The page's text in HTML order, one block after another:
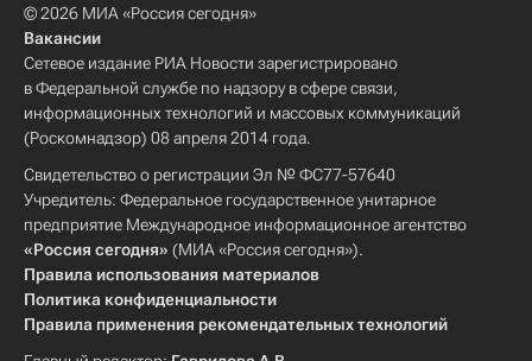
© 2026 МИА «Россия сегодня»
Вакансии
Сетевое издание РИА Новости зарегистрировано
в Федеральной службе по надзору в сфере связи,
информационных технологий и массовых коммуникаций
(Роскомнадзор) 08 апреля 2014 года.
Свидетельство о регистрации Эл № ФС77-57640
Учредитель: Федеральное государственное унитарное
предприятие Международное информационное агентство
«Россия сегодня» (МИА «Россия сегодня»).
Правила использования материалов
Политика конфиденциальности
Правила применения рекомендательных технологий